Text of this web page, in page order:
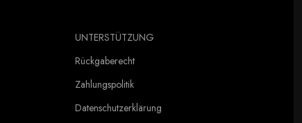
UNTERSTÜTZUNG
Rückgaberecht
Zahlungspolitik
Datenschutzerklärung